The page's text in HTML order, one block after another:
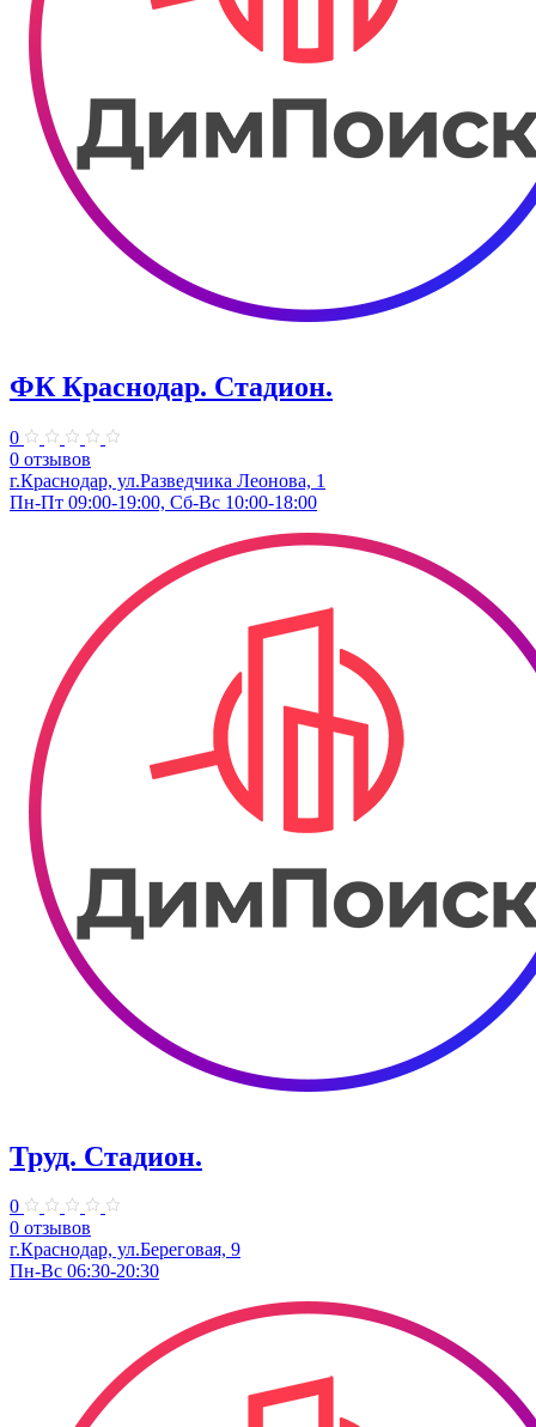
ФК Краснодар. Стадион.
0
0 отзывов
г.Краснодар, ул.Разведчика Леонова, 1
Пн-Пт 09:00-19:00, Сб-Вс 10:00-18:00
Труд. Стадион.
0
0 отзывов
г.Краснодар, ул.Береговая, 9
Пн-Вс 06:30-20:30